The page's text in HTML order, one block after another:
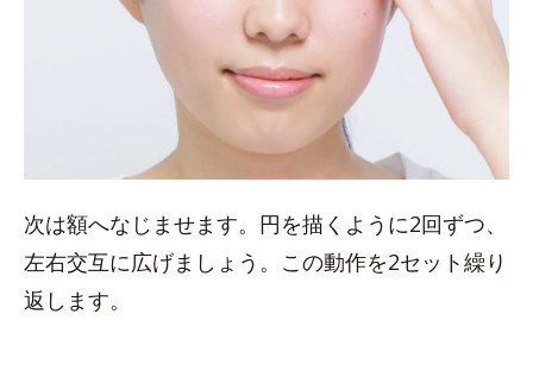
次は額へなじませます。円を描くように2回ずつ、
左右交互に広げましょう。この動作を2セット繰り
返します。